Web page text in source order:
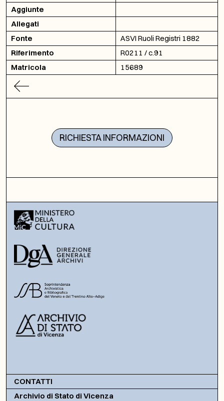
Aggiunte
Allegati
Fonte
ASVI Ruoli Registri 1882
Riferimento
R0211 / c.91
Matricola
15689
RICHIESTA INFORMAZIONI
CONTATTI
Archivio di Stato di Vicenza